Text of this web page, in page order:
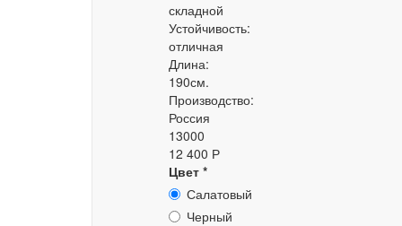
складной
Устойчивость:
отличная
Длина:
190см.
Производство:
Россия
13000
12 400 Р
Цвет *
Салатовый
Черный